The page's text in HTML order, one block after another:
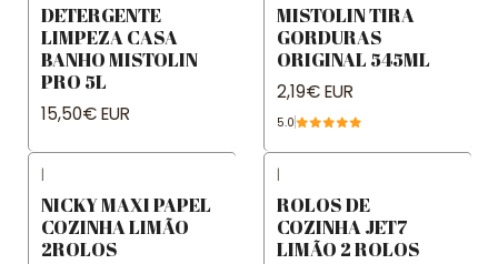
DETERGENTE
LIMPEZA CASA
BANHO MISTOLIN
PRO 5L
15,50€ EUR
MISTOLIN TIRA
GORDURAS
ORIGINAL 545ML
2,19€ EUR
5.0
|
NICKY MAXI PAPEL
COZINHA LIMÃO
2ROLOS
|
ROLOS DE
COZINHA JET7
LIMÃO 2 ROLOS